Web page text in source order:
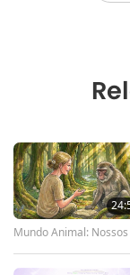
Planeta Terra: Nosso
Tecnologia da Era
Mundo Animal: